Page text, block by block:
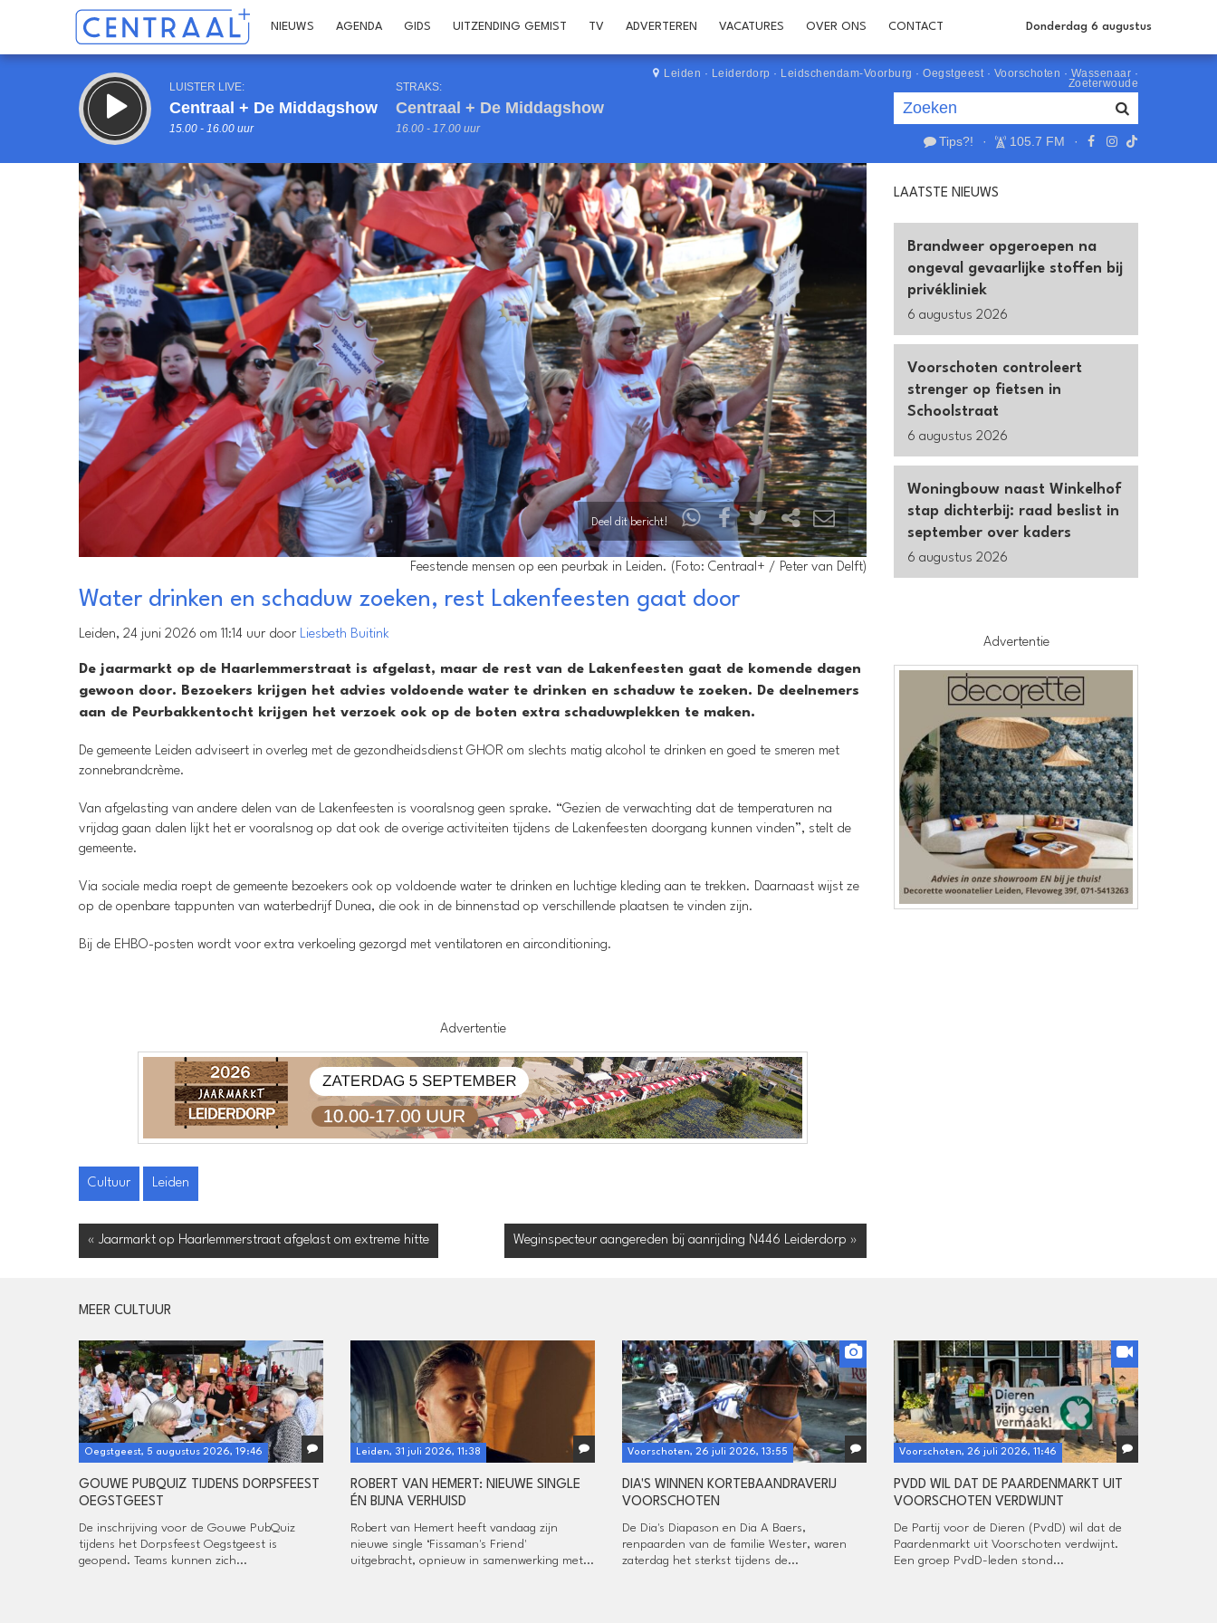
NIEUWS AGENDA GIDS UITZENDING GEMIST TV ADVERTEREN VACATURES OVER ONS CONTACT Donderdag 6 augustus
LUISTER LIVE:
Centraal + De Middagshow
15.00 - 16.00 uur
STRAKS:
Centraal + De Middagshow
16.00 - 17.00 uur
Leiden · Leiderdorp · Leidschendam-Voorburg · Oegstgeest· Voorschoten · Wassenaar ·
Zoeterwoude
Tips?! · 105.7 FM ·
Inklappen
Deel dit bericht!
Feestende mensen op een peurbak in Leiden. (Foto: Centraal+ / Peter van Delft)
Water drinken en schaduw zoeken, rest Lakenfeesten gaat door
Leiden, 24 juni 2026 om 11:14 uur door Liesbeth Buitink
De jaarmarkt op de Haarlemmerstraat is afgelast, maar de rest van de Lakenfeesten gaat de komende dagen
gewoon door. Bezoekers krijgen het advies voldoende water te drinken en schaduw te zoeken. De deelnemers
aan de Peurbakkentocht krijgen het verzoek ook op de boten extra schaduwplekken te maken.
De gemeente Leiden adviseert in overleg met de gezondheidsdienst GHOR om slechts matig alcohol te drinken en goed te smeren met
zonnebrandcrème.
Van afgelasting van andere delen van de Lakenfeesten is vooralsnog geen sprake. “Gezien de verwachting dat de temperaturen na
vrijdag gaan dalen lijkt het er vooralsnog op dat ook de overige activiteiten tijdens de Lakenfeesten doorgang kunnen vinden”, stelt de
gemeente.
Via sociale media roept de gemeente bezoekers ook op voldoende water te drinken en luchtige kleding aan te trekken. Daarnaast wijst ze
op de openbare tappunten van waterbedrijf Dunea, die ook in de binnenstad op verschillende plaatsen te vinden zijn.
Bij de EHBO-posten wordt voor extra verkoeling gezorgd met ventilatoren en airconditioning.
Advertentie
Cultuur Leiden
« Jaarmarkt op Haarlemmerstraat afgelast om extreme hitte Weginspecteur aangereden bij aanrijding N446 Leiderdorp »
LAATSTE NIEUWS
Brandweer opgeroepen na
ongeval gevaarlijke stoffen bij
privékliniek
6 augustus 2026
Voorschoten controleert
strenger op fietsen in
Schoolstraat
6 augustus 2026
Woningbouw naast Winkelhof
stap dichterbij: raad beslist in
september over kaders
6 augustus 2026
Advertentie
MEER CULTUUR
Oegstgeest, 5 augustus 2026, 19:46
GOUWE PUBQUIZ TIJDENS DORPSFEEST
OEGSTGEEST
De inschrijving voor de Gouwe PubQuiz
tijdens het Dorpsfeest Oegstgeest is
geopend. Teams kunnen zich...
Leiden, 31 juli 2026, 11:38
ROBERT VAN HEMERT: NIEUWE SINGLE
ÉN BIJNA VERHUISD
Robert van Hemert heeft vandaag zijn
nieuwe single ‘Fissaman's Friend'
uitgebracht, opnieuw in samenwerking met...
Voorschoten, 26 juli 2026, 13:55
DIA'S WINNEN KORTEBAANDRAVERIJ
VOORSCHOTEN
De Dia's Diapason en Dia A Baers,
renpaarden van de familie Wester, waren
zaterdag het sterkst tijdens de...
Voorschoten, 26 juli 2026, 11:46
PVDD WIL DAT DE PAARDENMARKT UIT
VOORSCHOTEN VERDWIJNT
De Partij voor de Dieren (PvdD) wil dat de
Paardenmarkt uit Voorschoten verdwijnt.
Een groep PvdD-leden stond...